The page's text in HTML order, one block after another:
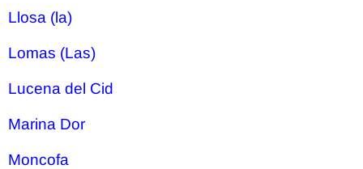
Llosa (la)
Lomas (Las)
Lucena del Cid
Marina Dor
Moncofa